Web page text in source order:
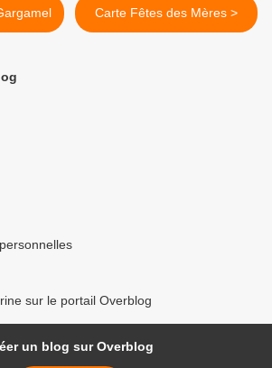
Carte Fêtes des Mères >
sur le portail Overblog
un blog sur Overblog